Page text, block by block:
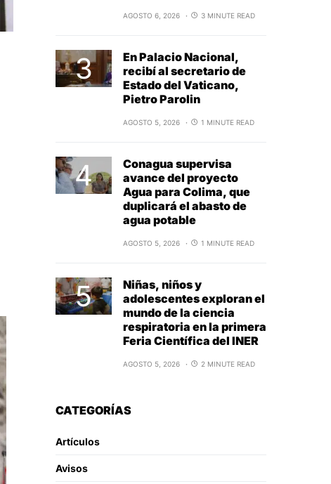
AGOSTO 6, 2026 3 MINUTE READ
En Palacio Nacional,
recibí al secretario de
Estado del Vaticano,
Pietro Parolin
AGOSTO 5, 2026 1 MINUTE READ
Conagua supervisa
avance del proyecto
Agua para Colima, que
duplicará el abasto de
agua potable
AGOSTO 5, 2026 1 MINUTE READ
Niñas, niños y
adolescentes exploran el
mundo de la ciencia
respiratoria en la primera
Feria Científica del INER
AGOSTO 5, 2026 2 MINUTE READ
CATEGORÍAS
Artículos
Avisos